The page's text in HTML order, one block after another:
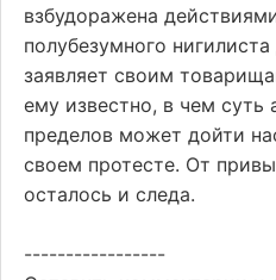
взбудоражена
полубезумного
заявляет своим
ему известно, в чем суть
пределов может дойти
своем протесте. От
осталось и следа.
-----------------